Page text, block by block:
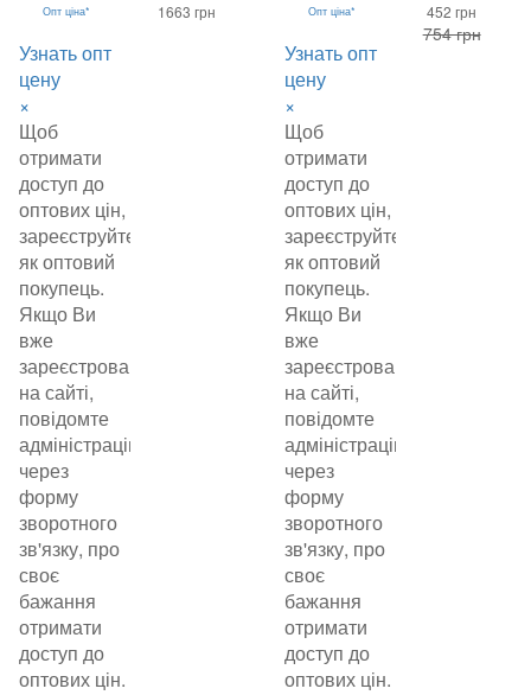
Опт ціна*
Узнать опт
цену
×
Щоб
отримати
доступ до
оптових цін,
зареєструйтеся
як оптовий
покупець.
Якщо Ви
вже
зареєстровані
на сайті,
повідомте
адміністрацію
через
форму
зворотного
зв'язку, про
своє
бажання
отримати
доступ до
оптових цін.
1663 грн Опт ціна*
Узнать опт
цену
×
Щоб
отримати
доступ до
оптових цін,
зареєструйтеся
як оптовий
покупець.
Якщо Ви
вже
зареєстровані
на сайті,
повідомте
адміністрацію
через
форму
зворотного
зв'язку, про
своє
бажання
отримати
доступ до
оптових цін.
452 грн
754 грн